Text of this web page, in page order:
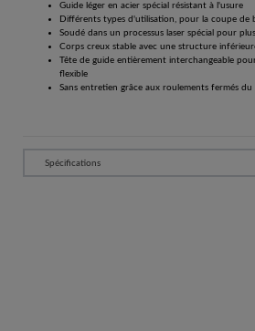
Guide léger en acier spécial résistant à l'usure
Différents types d'utilisation, pour la coupe de
Soudé dans un processus laser spécial pour
Corps creux stable avec une structure
Tête de guide entièrement interchangeable
flexible
Sans entretien grâce aux roulements fermés